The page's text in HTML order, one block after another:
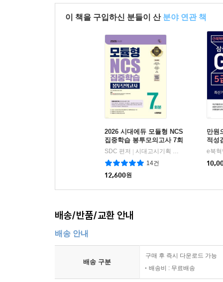
이 책을 구입하신 분들이 산 분야 연관 책
2026 시대에듀 모듈형 NCS
집중학습 봉투모의고사 7회
분
SDC 편저
시대고시기획 시대교육
14건
12,600원
만원
적성
용
e북
배송/반품/교환 안내
배송 안내
배송 구분
구매 후 즉시 다운로드 가능
배송비 : 무료배송